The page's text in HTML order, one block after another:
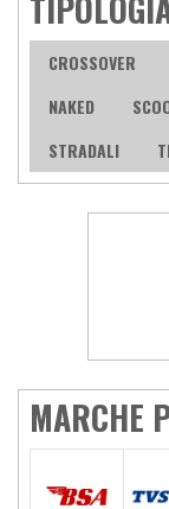
CROSSOVER
NAKED
STRADALI
MARCHE